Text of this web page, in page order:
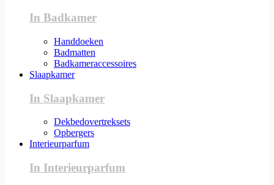
In Badkamer
Handdoeken
Badmatten
Badkameraccessoires
Slaapkamer
In Slaapkamer
Dekbedovertreksets
Opbergers
Interieurparfum
In Interieurparfum